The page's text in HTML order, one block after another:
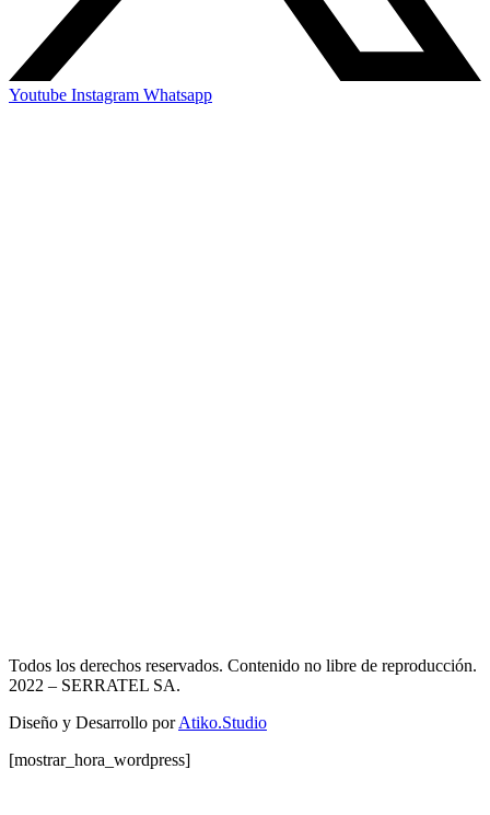
Youtube Instagram Whatsapp
Todos los derechos reservados. Contenido no libre de reproducción.
2022 – SERRATEL SA.
Diseño y Desarrollo porAtiko.Studio
[mostrar_hora_wordpress]